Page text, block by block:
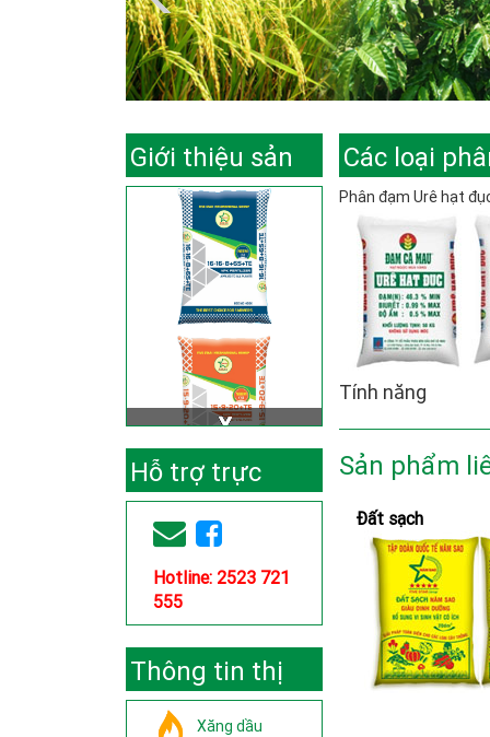
Giới thiệu sản
phẩm
Hỗ trợ trực
tuyến
Hotline: 2523 721
555
Thông tin thị
trườngXăng dầu
Các loại
Phân đạm Urê hạt
Tính năng
Sản phẩm
Đất sạch